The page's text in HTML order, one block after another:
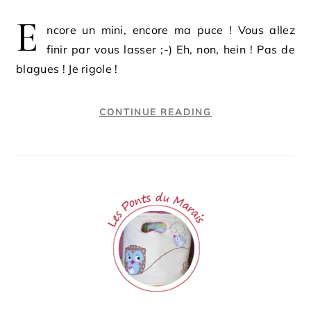
E
ncore un mini, encore ma puce ! Vous allez
finir par vous lasser ;-) Eh, non, hein ! Pas de
blagues ! Je rigole !
CONTINUE READING